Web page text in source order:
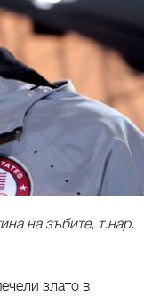
на зъбите, т.нар.
злато в